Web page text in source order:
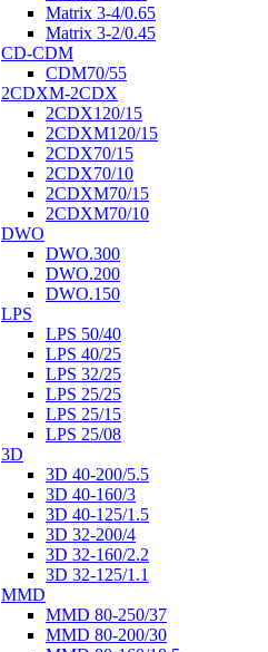
Matrix 3-4/0.65
Matrix 3-2/0.45
CD-CDM
CDM70/55
2CDXM-2CDX
2CDX120/15
2CDXM120/15
2CDX70/15
2CDX70/10
2CDXM70/15
2CDXM70/10
DWO
DWO.300
DWO.200
DWO.150
LPS
LPS 50/40
LPS 40/25
LPS 32/25
LPS 25/25
LPS 25/15
LPS 25/08
3D
3D 40-200/5.5
3D 40-160/3
3D 40-125/1.5
3D 32-200/4
3D 32-160/2.2
3D 32-125/1.1
MMD
MMD 80-250/37
MMD 80-200/30